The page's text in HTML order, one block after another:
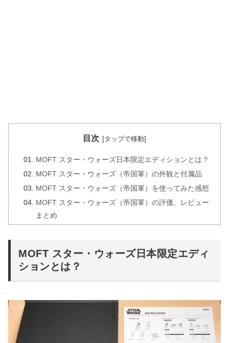
目次
MOFT スター・ウォーズ日本限定エディションとは？
MOFT スター・ウォーズ（帝国軍）の外観と付属品
MOFT スター・ウォーズ（帝国軍）を使ってみた感想
MOFT スター・ウォーズ（帝国軍）の評価、レビュー
まとめ
MOFT スター・ウォーズ日本限定エディ
ションとは？